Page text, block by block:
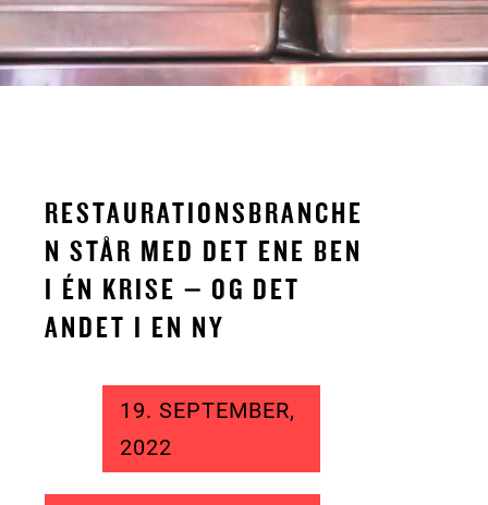
RESTAURATIONSBRANCHE
N STÅR MED DET ENE BEN
I ÉN KRISE – OG DET
ANDET I EN NY
19. SEPTEMBER,
2022